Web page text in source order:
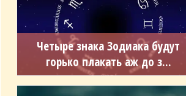
Четыре знака Зодиака будут
горько плакать аж до з...